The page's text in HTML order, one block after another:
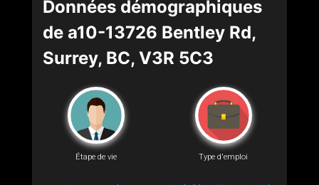
Données démographiques
de a10-13726 Bentley Rd,
Surrey, BC, V3R 5C3
Étape de vie Type d'emploi